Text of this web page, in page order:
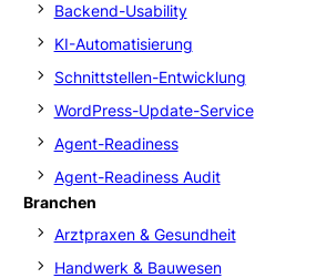
Backend-Usability
KI-Automatisierung
Schnittstellen-Entwicklung
WordPress-Update-Service
Agent-Readiness
Agent-Readiness Audit
Branchen
Arztpraxen & Gesundheit
Handwerk & Bauwesen